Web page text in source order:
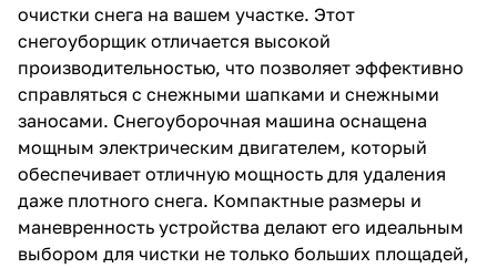
очистки снега на вашем участке. Этот
снегоуборщик отличается высокой
производительностью, что позволяет эффективно
справляться с снежными шапками и снежными
заносами. Снегоуборочная машина оснащена
мощным электрическим двигателем, который
обеспечивает отличную мощность для удаления
даже плотного снега. Компактные размеры и
маневренность устройства делают его идеальным
выбором для чистки не только больших площадей,